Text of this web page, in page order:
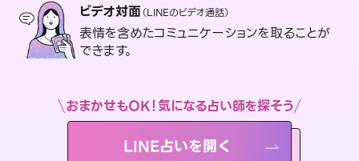
ビデオ対面（LINEのビデオ通話）
表情を含めたコミュニケーションを取ることが
できます。
おまかせもOK！気になる占い師を探そう
LINE占いを開く